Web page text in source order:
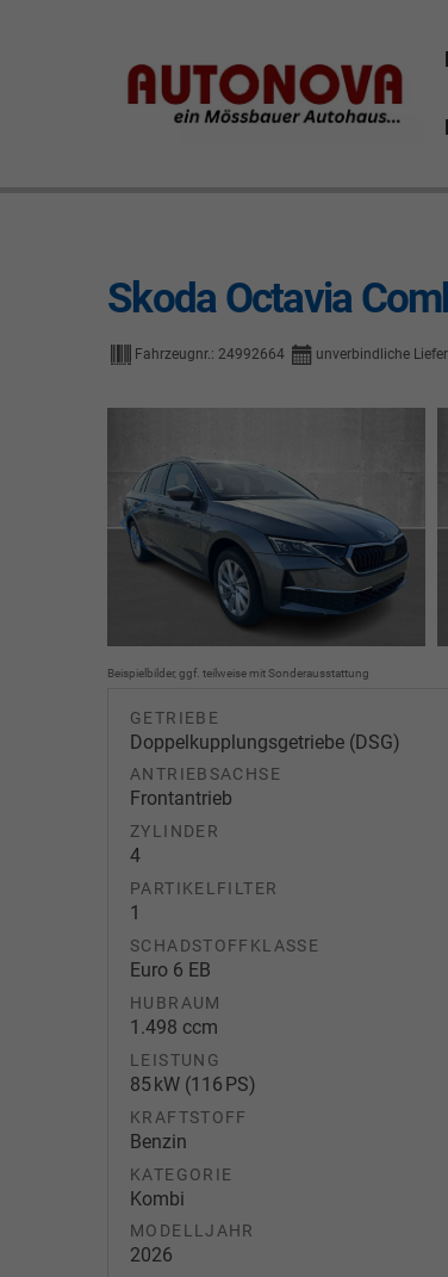
Skoda Octavia Bayreuth Nützel Mössbauer
Skoda Octavia
Fahrzeugnr.: 24992664 unverbindliche
Beispielbilder, ggf. teilweise mit Sonderausstattung
GETRIEBE
Doppelkupplungsgetriebe (DSG)
ANTRIEBSACHSE
Frontantrieb
ZYLINDER
4
PARTIKELFILTER
1
SCHADSTOFFKLASSE
Euro 6 EB
HUBRAUM
1.498 ccm
LEISTUNG
85 kW (116 PS)
KRAFTSTOFF
Benzin
KATEGORIE
Kombi
MODELLJAHR
2026